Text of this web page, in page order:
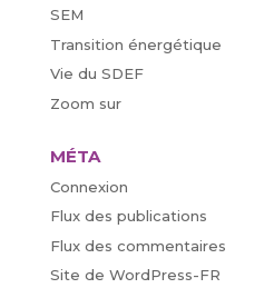
SEM
Transition énergétique
Vie du SDEF
Zoom sur
MÉTA
Connexion
Flux des publications
Flux des commentaires
Site de WordPress-FR